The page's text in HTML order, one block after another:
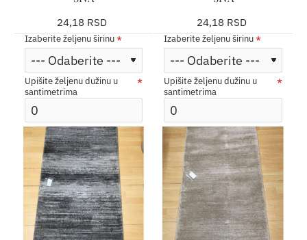
24,18 RSD
Izaberite željenu širinu
Upišite željenu dužinu u
santimetrima
24,18 RSD
Izaberite željenu širinu
Upišite željenu dužinu u
santimetrima